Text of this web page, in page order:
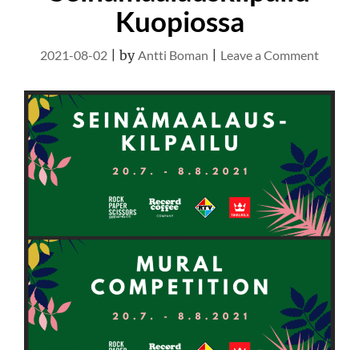
Kuopiossa
2021-08-02 byAntti Boman Leave a Commenton